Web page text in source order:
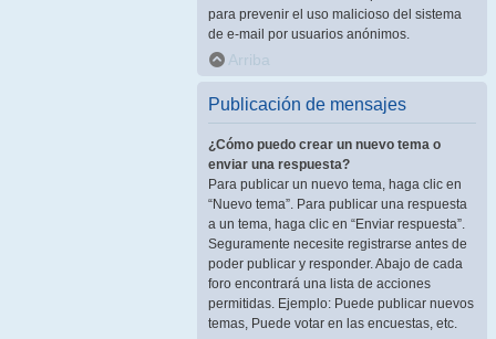
para prevenir el uso malicioso del sistema
de e-mail por usuarios anónimos.
Arriba
Publicación de mensajes
¿Cómo puedo crear un nuevo tema o
enviar una respuesta?
Para publicar un nuevo tema, haga clic en
“Nuevo tema”. Para publicar una respuesta
a un tema, haga clic en “Enviar respuesta”.
Seguramente necesite registrarse antes de
poder publicar y responder. Abajo de cada
foro encontrará una lista de acciones
permitidas. Ejemplo: Puede publicar nuevos
temas, Puede votar en las encuestas, etc.